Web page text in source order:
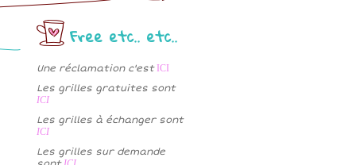
Free etc.. etc..
Une réclamation c'est ICI
Les grilles gratuites sont
ICI
Les grilles à échanger sont
ICI
Les grilles sur demande